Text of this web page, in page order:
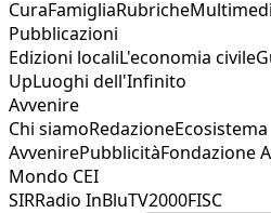
CuraFamigliaRubriche
Pubblicazioni
Edizioni localiL'economia civile
UpLuoghi dell'Infinito
Avvenire
Chi siamoRedazioneEcosistema
AvvenirePubblicitàFondazione
Mondo CEI
SIRRadio InBluTV2000FISC